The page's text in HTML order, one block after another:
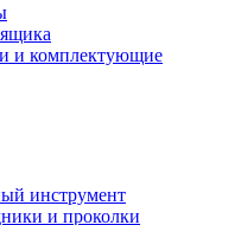
и комплектующие
инструмент
и проколки